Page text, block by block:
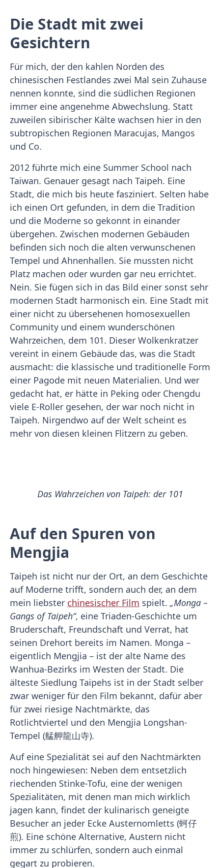
Die Stadt mit zwei
Gesichtern
Für mich, der den kahlen Norden des
chinesischen Festlandes zwei Mal sein Zuhause
nennen konnte, sind die südlichen Regionen
immer eine angenehme Abwechslung. Statt
zuweilen sibirischer Kälte wachsen hier in den
subtropischen Regionen Maracujas, Mangos
und Co.
2012 führte mich eine Summer School nach
Taiwan. Genauer gesagt nach Taipeh. Eine
Stadt, die mich bis heute fasziniert. Selten habe
ich einen Ort gefunden, in dem die Tradition
und die Moderne so gekonnt in einander
übergehen. Zwischen modernen Gebäuden
befinden sich noch die alten verwunschenen
Tempel und Ahnenhallen. Sie mussten nicht
Platz machen oder wurden gar neu errichtet.
Nein. Sie fügen sich in das Bild einer sonst sehr
modernen Stadt harmonisch ein. Eine Stadt mit
einer nicht zu übersehenen homosexuellen
Community und einem wunderschönen
Wahrzeichen, dem 101. Dieser Wolkenkratzer
vereint in einem Gebäude das, was die Stadt
ausmacht: die klassische und traditionelle Form
einer Pagode mit neuen Materialien. Und wer
gedacht hat, er hätte in Peking oder Chengdu
viele E-Roller gesehen, der war noch nicht in
Taipeh. Nirgendwo auf der Welt scheint es
mehr von diesen kleinen Flitzern zu geben.
Das Wahrzeichen von Taipeh: der 101
Auf den Spuren von
Mengjia
Taipeh ist nicht nur der Ort, an dem Geschichte
auf Moderne trifft, sondern auch der, an dem
mein liebster chinesischer Film spielt. „Monga –
Gangs of Taipeh“, eine Triaden-Geschichte um
Bruderschaft, Freundschaft und Verrat, hat
seinen Drehort bereits im Namen. Monga –
eigentlich Mengjia – ist der alte Name des
Wanhua-Bezirks im Westen der Stadt. Die
älteste Siedlung Taipehs ist in der Stadt selber
zwar weniger für den Film bekannt, dafür aber
für zwei riesige Nachtmärkte, das
Rotlichtviertel und den Mengjia Longshan-
Tempel (艋舺龍山寺).
Auf eine Spezialität sei auf den Nachtmärkten
noch hingewiesen: Neben dem entsetzlich
riechenden Stinke-Tofu, eine der wenigen
Spezialitäten, mit denen man mich wirklich
jagen kann, findet der kulinarisch geneigte
Besucher an jeder Ecke Austernomletts (蚵仔
煎). Eine schöne Alternative, Austern nicht
immer zu schlürfen, sondern auch einmal
gegart zu probieren.